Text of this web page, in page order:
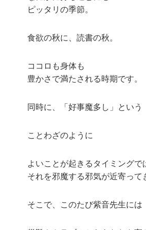
ピッタリの季節。
食欲の秋に、読書の秋。
ココロも身体も
豊かさで満たされる時期です。
同時に、「好事魔多し」という
ことわざのように
よいことが起きるタイミングで
それを邪魔する邪気が近寄って
そこで、このたび紫音先生には